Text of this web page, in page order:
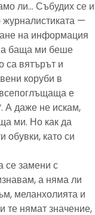
ли… Събудих се и
журналистиката —
на информация
баща ми беше
са вятърът и
коруби в
всепоглъщаща е
А даже не искам,
ми. Но как да
обувки, като си
се замени с
а няма ли
меланхолията и
те нямат значение,